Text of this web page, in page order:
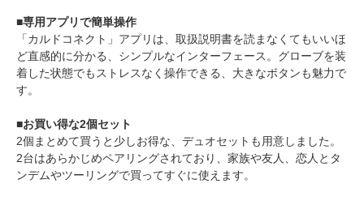
■専用アプリで簡単操作
「カルドコネクト」アプリは、取扱説明書を読まなくてもいいほ
ど直感的に分かる、シンプルなインターフェース。グローブを装
着した状態でもストレスなく操作できる、大きなボタンも魅力で
す。
■お買い得な2個セット
2個まとめて買うと少しお得な、デュオセットも用意しました。
2台はあらかじめペアリングされており、家族や友人、恋人とタ
ンデムやツーリングで買ってすぐに使えます。